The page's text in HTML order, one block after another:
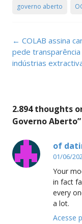
governo aberto
Post
navigation
← COLAB assina
pede transparência
indústrias
2.894 thoughts
Governo Aberto”
of
01/06/
Your
in fact
every
a lot.
Acesse